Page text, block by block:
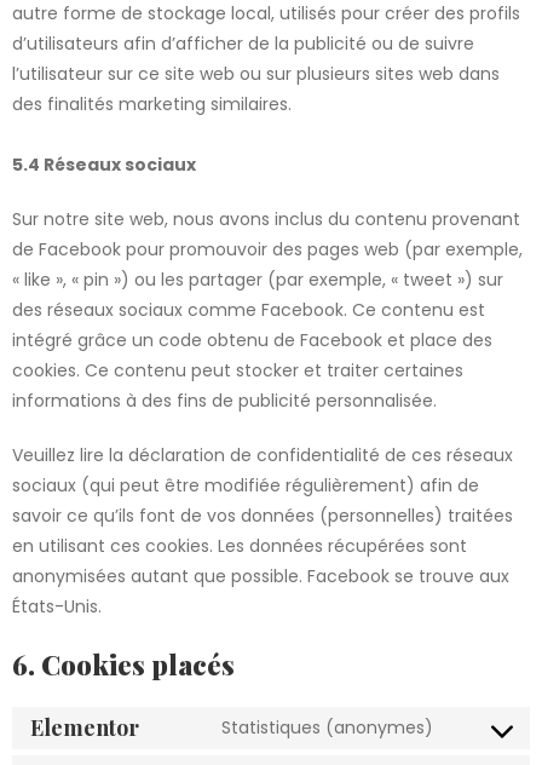
autre forme de stockage local, utilisés pour créer des profils
d’utilisateurs afin d’afficher de la publicité ou de suivre
l’utilisateur sur ce site web ou sur plusieurs sites web dans
des finalités marketing similaires.
5.4 Réseaux sociaux
Sur notre site web, nous avons inclus du contenu provenant
de Facebook pour promouvoir des pages web (par exemple,
« like », « pin ») ou les partager (par exemple, « tweet ») sur
des réseaux sociaux comme Facebook. Ce contenu est
intégré grâce un code obtenu de Facebook et place des
cookies. Ce contenu peut stocker et traiter certaines
informations à des fins de publicité personnalisée.
Veuillez lire la déclaration de confidentialité de ces réseaux
sociaux (qui peut être modifiée régulièrement) afin de
savoir ce qu’ils font de vos données (personnelles) traitées
en utilisant ces cookies. Les données récupérées sont
anonymisées autant que possible. Facebook se trouve aux
États-Unis.
6. Cookies placés
Elementor Statistiques (anonymes)